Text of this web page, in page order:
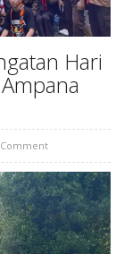
Hari